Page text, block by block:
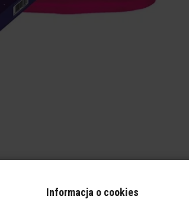
Dodaj recenzjęInformacja o cookies